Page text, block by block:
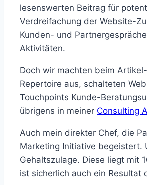
lesenswerten Beitrag für
Verdreifachung der Website-
Kunden- und
Aktivitäten.
Doch wir machten beim
Repertoire aus, schalteten
Touchpoints Kunde-
übrigens in meiner Consulting
Auch mein direkter Chef, die
Marketing Initiative begeistert.
Gehaltszulage. Diese liegt mit
ist sicherlich auch ein